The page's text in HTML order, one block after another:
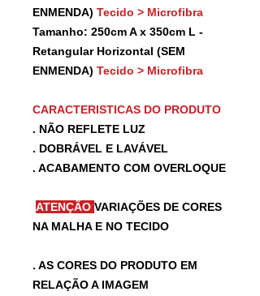
ENMENDA) Tecido > Microfibra
Tamanho: 250cm A x 350cm L -
Retangular Horizontal (SEM
ENMENDA) Tecido > Microfibra
CARACTERISTICAS DO PRODUTO
. NÃO REFLETE LUZ
. DOBRÁVEL E LAVÁVEL
. ACABAMENTO COM OVERLOQUE
ATENÇÃO VARIAÇÕES DE CORES
NA MALHA E NO TECIDO
. AS CORES DO PRODUTO EM
RELAÇÃO A IMAGEM